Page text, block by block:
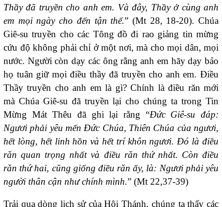
Thầy đã truyền cho anh em. Và đây, Thầy ở cùng anh
em mọi ngày cho đến tận thế.” (Mt 28, 18-20). Chúa
Giê-su truyền cho các Tông đồ đi rao giảng tin mừng
cứu độ không phải chỉ ở một nơi, mà cho mọi dân, mọi
nước. Người còn dạy các ông rằng anh em hãy dạy bảo
họ tuân giữ mọi điều thầy đã truyền cho anh em. Điều
Thầy truyền cho anh em là gì? Chính là điều răn mới
mà Chúa Giê-su đã truyền lại cho chúng ta trong Tin
Mừng Mát Thêu đã ghi lại rằng “Đức Giê-su đáp:
Ngươi phải yêu mến Đức Chúa, Thiên Chúa của ngươi,
hết lòng, hết linh hồn và hết trí khôn ngươi. Đó là điều
răn quan trọng nhất và điều răn thứ nhất. Còn điều
răn thứ hai, cũng giống điều răn ấy, là: Ngươi phải yêu
người thân cận như chính mình.” (Mt 22,37-39)
Trải qua dòng lịch sử của Hội Thánh, chúng ta thấy các